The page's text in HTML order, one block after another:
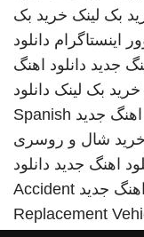
بک لینک خرید بک
اینستاگرام دانلود
جدید دانلود اهنگ
خرید بک لینک دانلود
اهنگ جدید Spanish
خرید شال و روسری
اهنگ جدید دانلود
اهنگ جدید Accident
Replacement